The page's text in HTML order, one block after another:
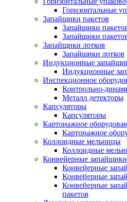
Горизонтальные
Запайщики пакетов
Запайщики
Запайщики
Запайщики лотков
Запайщики лотков
Индукционные
Индукционные
Инспекционное
Контрольно-
Металл детекторы
Капсуляторы
Капсуляторы
Картонажное
Картонажное
Коллоидные мельницы
Коллоидные
Конвейерные запайщики
Конвейерные
Конвейерные
Конвейерные
пакетов